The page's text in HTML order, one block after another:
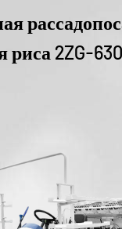
2ZG-630